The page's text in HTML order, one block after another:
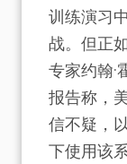
训练演习
战。但正
专家约翰·
报告称，
信不疑，
下使用该